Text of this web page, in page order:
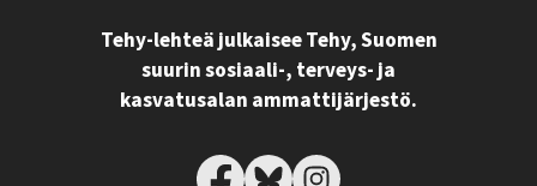
Tehy-lehteä julkaisee Tehy, Suomen
suurin sosiaali-, terveys- ja
kasvatusalan ammattijärjestö.